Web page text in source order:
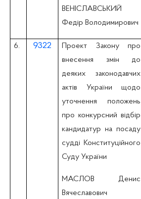
ВЕНІСЛАВСЬКИЙ
Федір Володимирович
6. 9322
Проект Закону про
внесення змін до
деяких законодавчих
актів України щодо
уточнення положень
про конкурсний відбір
кандидатур на посаду
судді Конституційного
Суду України
МАСЛОВ Денис
Вячеславович